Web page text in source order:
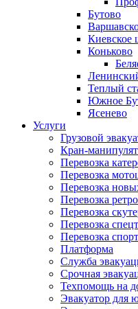
Бутово
Киевское
Коньково
Теплый
Южное
Ясенево
Услуги
Грузовой
Кран-
Перевозка
Перевозка
Перевозка
Перевозка
Перевозка
Перевозка
Перевозка
Платформа
Служба
Срочная
Техпомощь на
Эвакуатор для